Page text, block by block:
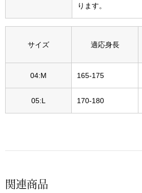
ズ
ります。
サイズ 適応身長
04:M 165-175
05:L 170-180
関連商品